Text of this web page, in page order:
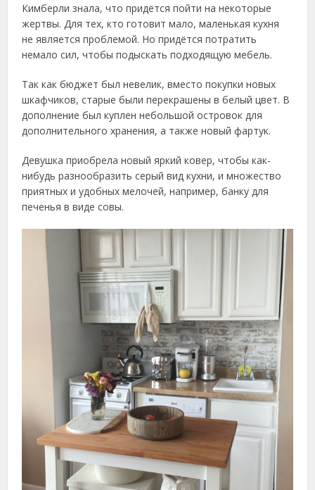
Кимберли знала, что придётся пойти на некоторые
жертвы. Для тех, кто готовит мало, маленькая кухня
не является проблемой. Но придётся потратить
немало сил, чтобы подыскать подходящую мебель.
Так как бюджет был невелик, вместо покупки новых
шкафчиков, старые были перекрашены в белый цвет. В
дополнение был куплен небольшой островок для
дополнительного хранения, а также новый фартук.
Девушка приобрела новый яркий ковер, чтобы как-
нибудь разнообразить серый вид кухни, и множество
приятных и удобных мелочей, например, банку для
печенья в виде совы.